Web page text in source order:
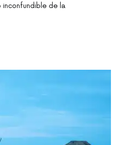
inconfundible de la